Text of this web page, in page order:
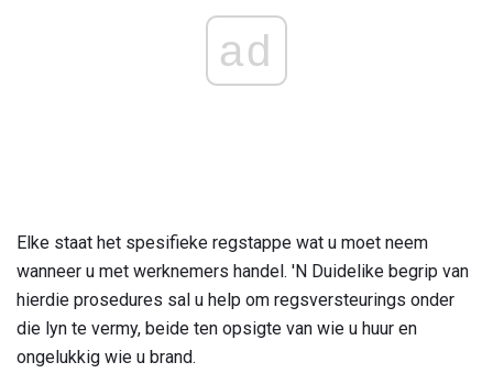
ad
Elke staat het spesifieke regstappe wat u moet neem
wanneer u met werknemers handel. 'N Duidelike begrip van
hierdie prosedures sal u help om regsversteurings onder
die lyn te vermy, beide ten opsigte van wie u huur en
ongelukkig wie u brand.